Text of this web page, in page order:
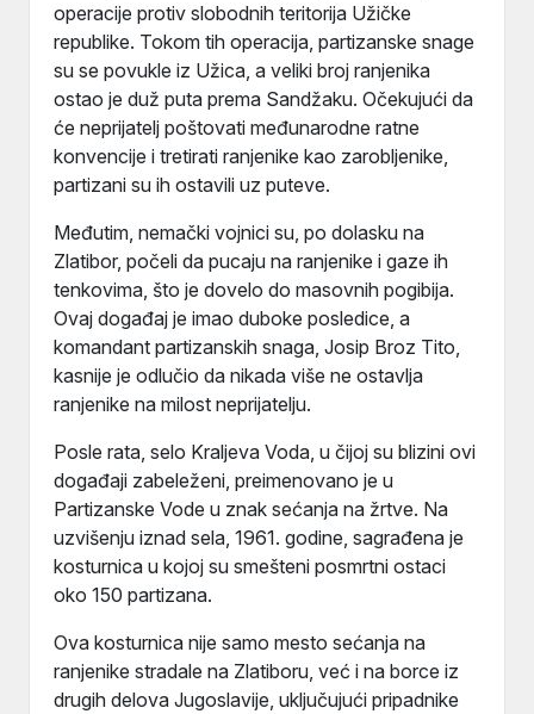
operacije protiv slobodnih teritorija Užičke
republike. Tokom tih operacija, partizanske snage
su se povukle iz Užica, a veliki broj ranjenika
ostao je duž puta prema Sandžaku. Očekujući da
će neprijatelj poštovati međunarodne ratne
konvencije i tretirati ranjenike kao zarobljenike,
partizani su ih ostavili uz puteve.
Međutim, nemački vojnici su, po dolasku na
Zlatibor, počeli da pucaju na ranjenike i gaze ih
tenkovima, što je dovelo do masovnih pogibija.
Ovaj događaj je imao duboke posledice, a
komandant partizanskih snaga, Josip Broz Tito,
kasnije je odlučio da nikada više ne ostavlja
ranjenike na milost neprijatelju.
Posle rata, selo Kraljeva Voda, u čijoj su blizini ovi
događaji zabeleženi, preimenovano je u
Partizanske Vode u znak sećanja na žrtve. Na
uzvišenju iznad sela, 1961. godine, sagrađena je
kosturnica u kojoj su smešteni posmrtni ostaci
oko 150 partizana.
Ova kosturnica nije samo mesto sećanja na
ranjenike stradale na Zlatiboru, već i na borce iz
drugih delova Jugoslavije, uključujući pripadnike